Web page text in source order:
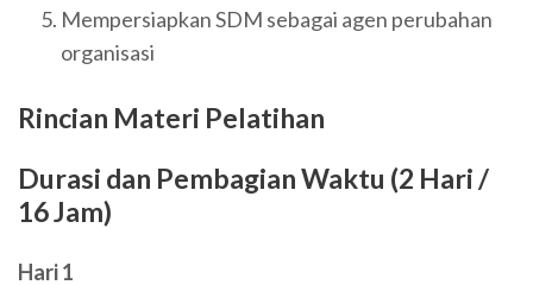
Mempersiapkan SDM sebagai agen perubahan
organisasi
Rincian Materi Pelatihan
Durasi dan Pembagian Waktu (2 Hari /
16 Jam)
Hari 1